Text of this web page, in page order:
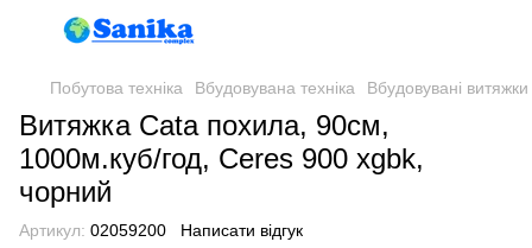
Побутова техніка Вбудовувана техніка Вбудовувані витяжки
Витяжка Cata похила, 90см,
1000м.куб/год, Ceres 900 xgbk,
чорний
Артикул: 02059200 Написати відгук